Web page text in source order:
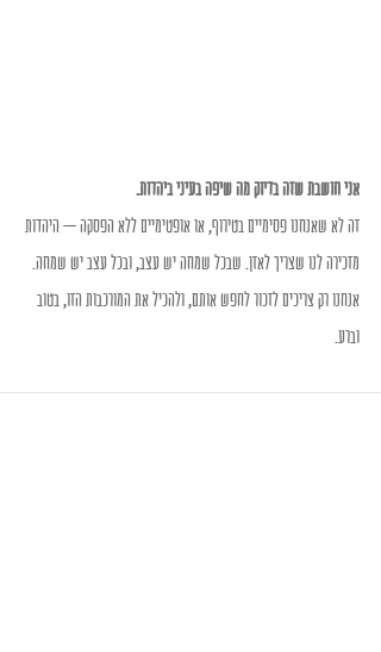
אני חושבת שזה בדיוק מה שיפה בעיני ביהדות.
זה לא שאנחנו פסימיים בטירוף, או אופטימיים ללא הפסקה – היהדות
מזכירה לנו שצריך לאזן. שבכל שמחה יש עצב, ובכל עצב יש שמחה.
אנחנו רק צריכים לזכור לחפש אותם, ולהכיל את המורכבות הזו, בטוב
וברע.